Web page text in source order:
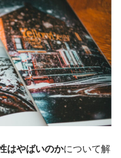
はやばいのかについて解